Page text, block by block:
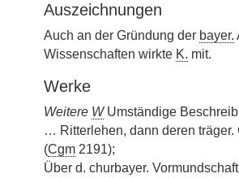
Auszeichnungen
Auch an der Gründung der bayer.
Wissenschaften wirkte K. mit.
Werke
Weitere WUmständige
… Ritterlehen, dann deren träger.
(Cgm 2191);
Über d. churbayer.